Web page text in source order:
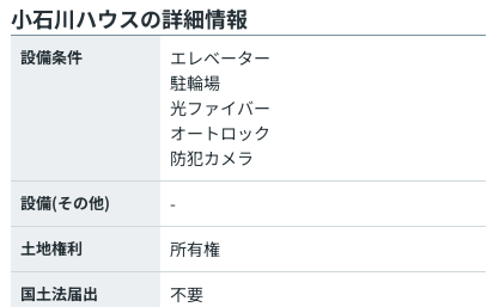
小石川ハウスの詳細情報
設備条件
エレベーター
駐輪場
光ファイバー
オートロック
防犯カメラ
設備(その他) -
土地権利 所有権
国土法届出 不要